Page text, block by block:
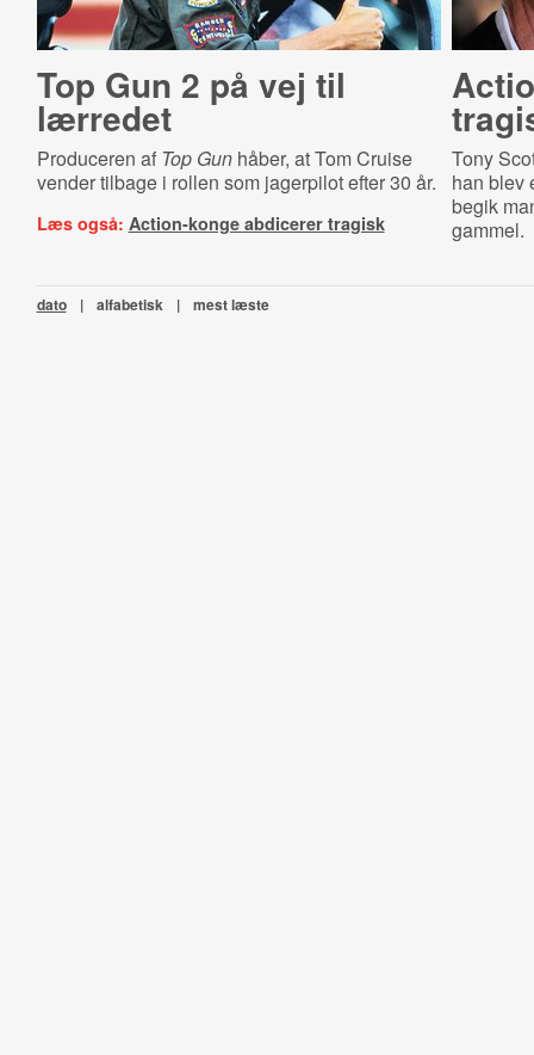
Top Gun 2 på vej til
lærredet
Produceren af Top Gunhåber, at Tom Cruise
vender tilbage i rollen som jagerpilot efter 30 år.
Læs også: Action-konge abdicerer tragisk
Tony
han blev
begik
gammel.
dato | alfabetisk | mest læste